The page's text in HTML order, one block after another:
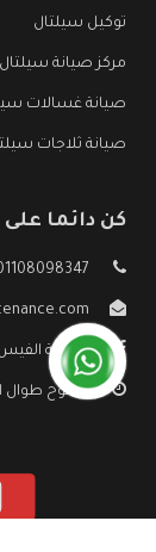
توكيل سيلتال
مركز صيانة سيلتال
صيانة غسالات
صيانة ثلاجات
كن دائما
صفحة
مفتوح طوال